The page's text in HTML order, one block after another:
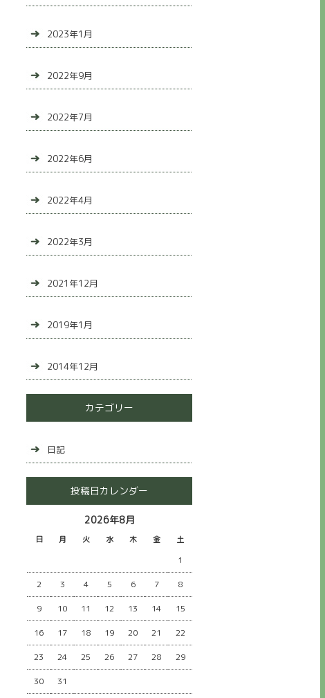
2023年1月
2022年9月
2022年7月
2022年6月
2022年4月
2022年3月
2021年12月
2019年1月
2014年12月
カテゴリー
日記
投稿日カレンダー
2026年8月
日 月 火 水 木 金 土
1
2 3 4 5 6 7 8
9 10 11 12 13 14 15
16 17 18 19 20 21 22
23 24 25 26 27 28 29
30 31